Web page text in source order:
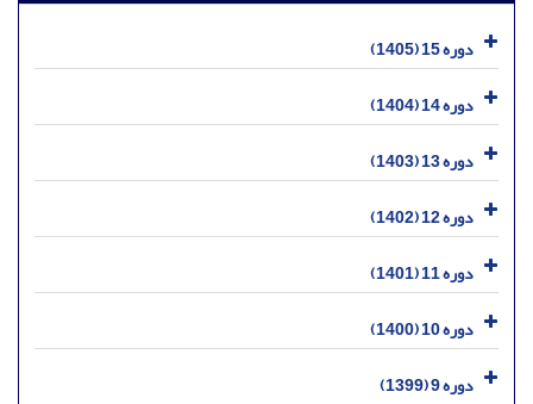
دوره 15 (1405)
دوره 14 (1404)
دوره 13 (1403)
دوره 12 (1402)
دوره 11 (1401)
دوره 10 (1400)
دوره 9 (1399)